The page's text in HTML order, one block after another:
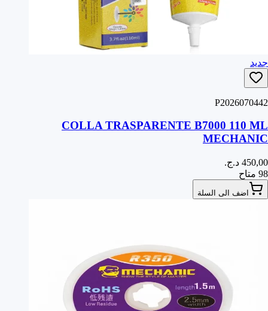
جديد
P2026070442
COLLA TRASPARENTE B7000 110 ML
MECHANIC
98 متاح
اضف الى السلة